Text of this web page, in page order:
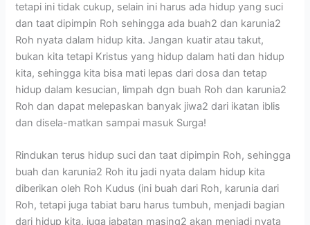
tetapi ini tidak cukup, selain ini harus ada hidup yang suci
dan taat dipimpin Roh sehingga ada buah2 dan karunia2
Roh nyata dalam hidup kita. Jangan kuatir atau takut,
bukan kita tetapi Kristus yang hidup dalam hati dan hidup
kita, sehingga kita bisa mati lepas dari dosa dan tetap
hidup dalam kesucian, limpah dgn buah Roh dan karunia2
Roh dan dapat melepaskan banyak jiwa2 dari ikatan iblis
dan disela-matkan sampai masuk Surga!
Rindukan terus hidup suci dan taat dipimpin Roh, sehingga
buah dan karunia2 Roh itu jadi nyata dalam hidup kita
diberikan oleh Roh Kudus (ini buah dari Roh, karunia dari
Roh, tetapi juga tabiat baru harus tumbuh, menjadi bagian
dari hidup kita, juga jabatan masing2 akan menjadi nyata